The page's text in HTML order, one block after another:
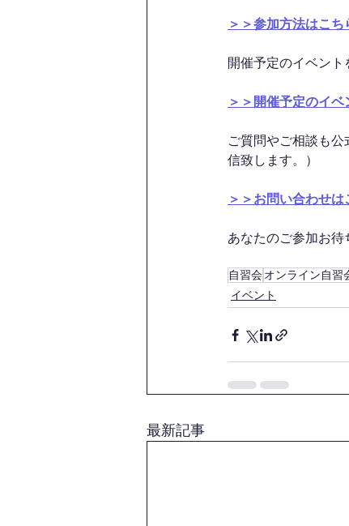
＞＞参加方法はこち
開催予定のイベント
＞＞開催予定のイベ
ご質問やご相談も
信致します。）
＞＞お問い合わせは
あなたのご参加お
自習会オンライン自習
イベント
最新記事